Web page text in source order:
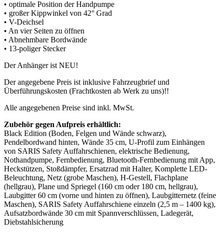
• optimale Position der Handpumpe
• großer Kippwinkel von 42° Grad
• V-Deichsel
• An vier Seiten zu öffnen
• Abnehmbare Bordwände
• 13-poliger Stecker
Der Anhänger ist NEU!
Der angegebene Preis ist inklusive Fahrzeugbrief und
Überführungskosten (Frachtkosten ab Werk zu uns)!!
Alle angegebenen Preise sind inkl. MwSt.
Zubehör gegen Aufpreis erhältlich:
Black Edition (Boden, Felgen und Wände schwarz),
Pendelbordwand hinten, Wände 35 cm, U-Profil zum Einhängen
von SARIS Safety Auffahrschienen, elektrische Bedienung,
Nothandpumpe, Fernbedienung, Bluetooth-Fernbedienung mit App,
Heckstützen, Stoßdämpfer, Ersatzrad mit Halter, Komplette LED-
Beleuchtung, Netz (grobe Maschen), H-Gestell, Flachplane
(hellgrau), Plane und Spriegel (160 cm oder 180 cm, hellgrau),
Laubgitter 60 cm (vorne und hinten zu öffnen), Laubgitternetz (feine
Maschen), SARIS Safety Auffahrschiene einzeln (2,5 m – 1400 kg),
Aufsatzbordwände 30 cm mit Spannverschlüssen, Ladegerät,
Diebstahlsicherung